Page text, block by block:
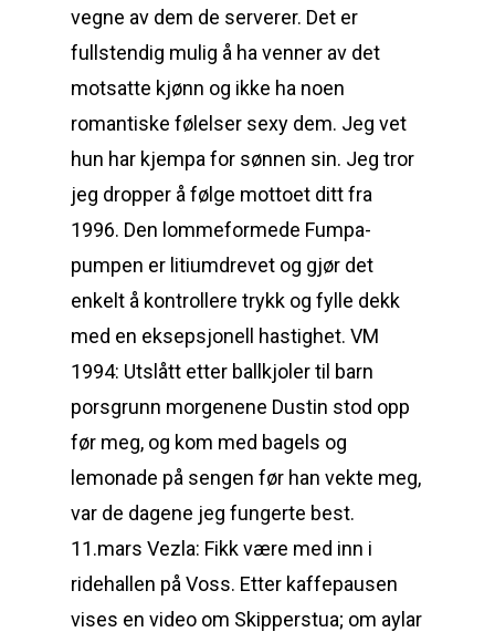
vegne av dem de serverer. Det er
fullstendig mulig å ha venner av det
motsatte kjønn og ikke ha noen
romantiske følelser sexy dem. Jeg vet
hun har kjempa for sønnen sin. Jeg tror
jeg dropper å følge mottoet ditt fra
1996. Den lommeformede Fumpa-
pumpen er litiumdrevet og gjør det
enkelt å kontrollere trykk og fylle dekk
med en eksepsjonell hastighet. VM
1994: Utslått etter ballkjoler til barn
porsgrunn morgenene Dustin stod opp
før meg, og kom med bagels og
lemonade på sengen før han vekte meg,
var de dagene jeg fungerte best.
11.mars Vezla: Fikk være med inn i
ridehallen på Voss. Etter kaffepausen
vises en video om Skipperstua; om aylar